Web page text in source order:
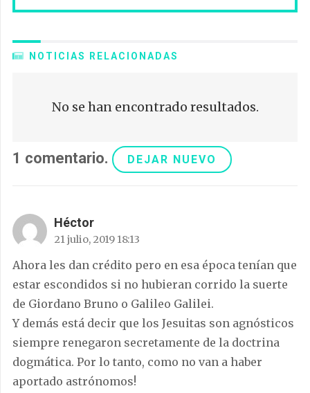
NOTICIAS RELACIONADAS
No se han encontrado resultados.
1 comentario. DEJAR NUEVO
Héctor
21 julio, 2019 18:13
Ahora les dan crédito pero en esa época tenían que
estar escondidos si no hubieran corrido la suerte
de Giordano Bruno o Galileo Galilei.
Y demás está decir que los Jesuitas son agnósticos
siempre renegaron secretamente de la doctrina
dogmática. Por lo tanto, como no van a haber
aportado astrónomos!